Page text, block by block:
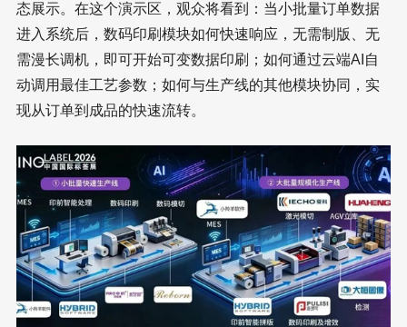
态展示。在这个演示区，观众将看到：当小批量订单数据
进入系统后，数码印刷模块如何快速响应，无需制版、无
需漫长调机，即可开始可变数据印刷；如何通过云端AI自
动调用最佳工艺参数；如何与生产线的其他模块协同，实
现从订单到成品的快速流转。